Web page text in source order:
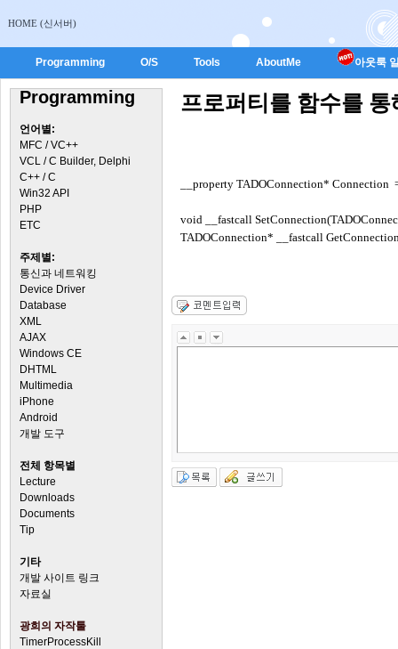
HOME (신서버)
Programming O/S Tools AboutMe 아웃룩
Programming
언어별:
MFC / VC++
VCL / C Builder, Delphi
C++ / C
Win32 API
PHP
ETC
주제별:
통신과 네트워킹
Device Driver
Database
XML
AJAX
Windows CE
DHTML
Multimedia
iPhone
Android
개발 도구
전체 항목별
Lecture
Downloads
Documents
Tip
기타
개발 사이트 링크
자료실
광희의 자작툴
TimerProcessKill
프로퍼티를 함수를
__property TADOConnection*
void __fastcall
TADOConnection* __fastcall